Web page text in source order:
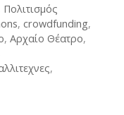
Πολιτισμός
, crowdfunding,
, Αρχαίο Θέατρο,
,